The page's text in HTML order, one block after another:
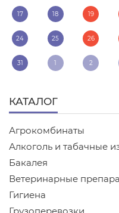
17 18 19
24 25 26
31 2
КАТАЛОГ
Агрокомбинаты
Алкоголь и табачные
Бакалея
Ветеринарные
Гигиена